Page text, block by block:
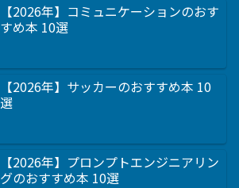
【2026年】コミュニケーションのおす
すめ本 10選
【2026年】サッカーのおすすめ本 10
選
【2026年】プロンプトエンジニアリン
グのおすすめ本 10選